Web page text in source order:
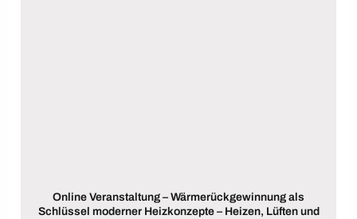
Online Veranstaltung – Wärmerückgewinnung als
Schlüssel moderner Heizkonzepte – Heizen, Lüften und